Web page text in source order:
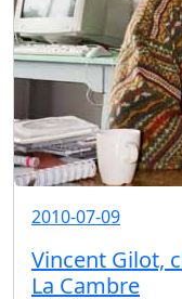
2010-07-09
Vincent Gilot,
La Cambre